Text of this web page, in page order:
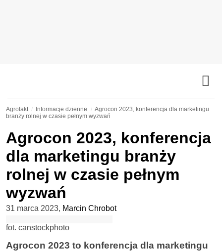
Agrofakt Informacje dzienne
Agrocon 2023, konferencja dla marketingu
branży rolnej w czasie pełnym wyzwań
Agrocon 2023, konferencja
dla marketingu branży
rolnej w czasie pełnym
wyzwań
31 marca 2023, Marcin Chrobot
fot. canstockphoto
Agrocon 2023 to konferencja dla marketingu